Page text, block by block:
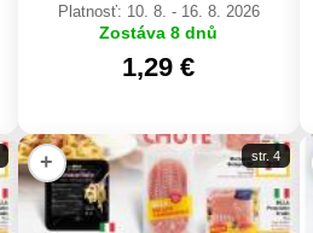
Platnosť: 10. 8. - 16. 8. 2026
Zostáva 8 dnů
1,29 €
+ str. 4